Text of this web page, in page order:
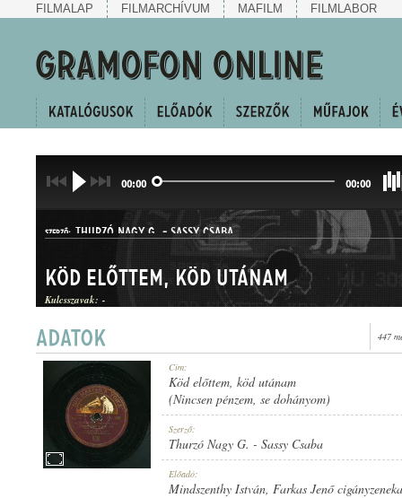
FILMALAP FILMARCHÍVUM MAFILM FILMLABOR
00:00 00:00
SZERZŐ: THURZÓ NAGY G. - SASSY CSABA
Köd előttem, köd utánam
Kulcsszavak: -
447
Cím:
Köd előttem, köd utánam
(Nincsen pénzem, se dohányom)
Szerző:
Thurzó Nagy G. - Sassy Csaba
Előadó:
Mindszenthy István, Farkas Jenő